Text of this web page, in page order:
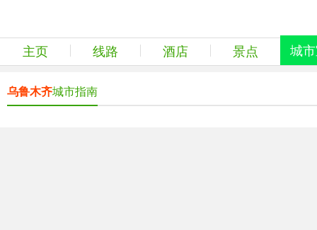
主页 线路 酒店 景点 城
乌鲁木齐城市指南